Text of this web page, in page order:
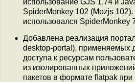
использование GJS 1.74 и
SpiderMonkey 102 (Mozjs
использовался SpiderMonkey
Добавлена реализация
desktop-portal), применяемых
доступа к ресурсам
из изолированных
пакетов в формате flatpak